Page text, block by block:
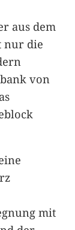
aus dem
nur die
von
mit